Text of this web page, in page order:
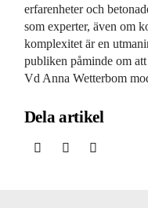
erfarenheter och
som experter, även om
komplexitet är en
publiken påminde om
Vd Anna Wetterbom
Dela artikel